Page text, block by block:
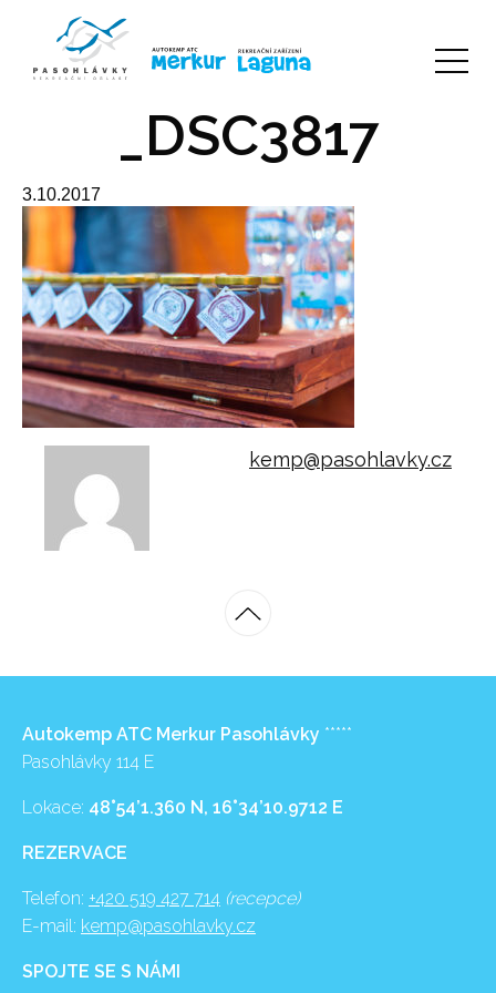
_DSC3817
3.10.2017
kemp@pasohlavky.cz
Autokemp ATC Merkur Pasohlávky *****
Pasohlávky 114 E
Lokace: 48°54’1.360 N, 16°34’10.9712 E
REZERVACE
Telefon: +420 519 427 714 (recepce)
E-mail: kemp@pasohlavky.cz
SPOJTE SE S NÁMI